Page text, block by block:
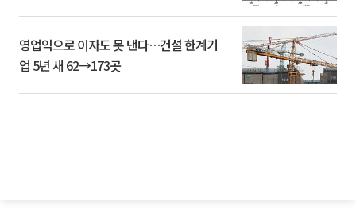
영업익으로 이자도 못 낸다…건설 한계기
업 5년 새 62→173곳